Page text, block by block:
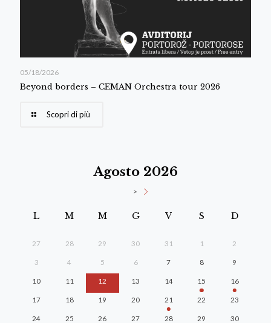
05/18/2026
Beyond borders – CEMAN Orchestra tour 2026
Scopri di più
Agosto 2026
>
L M M G V S D
27 28 29 30 31 1 2
3 4 5 6 7 8 9
10 11 12 13 14 15 16
17 18 19 20 21 22 23
24 25 26 27 28 29 30